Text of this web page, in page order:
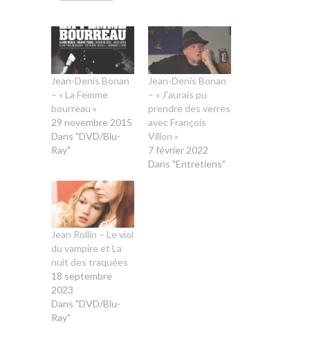
Jean-Denis Bonan
– « La Femme
bourreau »
29 novembre 2015
Dans "DVD/Blu-
Ray"
Jean-Denis Bonan
– « J’aurais pu
prendre des verres
avec François
Villon »
7 février 2022
Dans "Entretiens"
Jean Rollin – Le viol
du vampire et La
nuit des traquées
18 septembre
2023
Dans "DVD/Blu-
Ray"